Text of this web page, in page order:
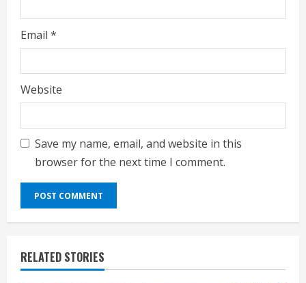
Email *
Website
Save my name, email, and website in this
browser for the next time I comment.
RELATED STORIES